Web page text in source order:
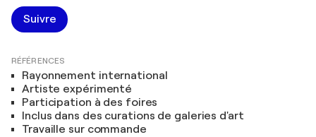
Suivre
RÉFÉRENCES
Rayonnement international
Artiste expérimenté
Participation à des foires
Inclus dans des curations de galeries d'art
Travaille sur commande